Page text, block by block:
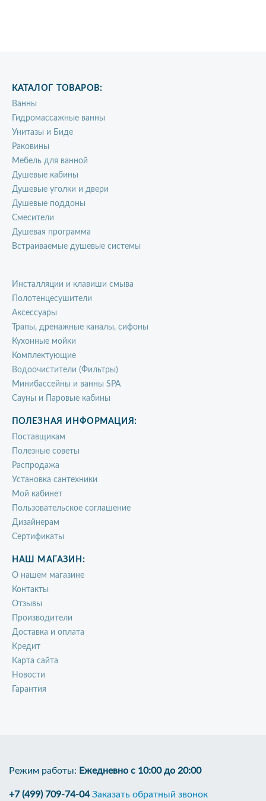
КАТАЛОГ ТОВАРОВ:
Ванны
Гидромассажные ванны
Унитазы и Биде
Раковины
Мебель для ванной
Душевые кабины
Душевые уголки и двери
Душевые поддоны
Смесители
Душевая программа
Встраиваемые душевые системы
Инсталляции и клавиши смыва
Полотенцесушители
Аксессуары
Трапы, дренажные каналы, сифоны
Кухонные мойки
Комплектующие
Водоочистители (Фильтры)
Минибассейны и ванны SPA
Сауны и Паровые кабины
ПОЛЕЗНАЯ ИНФОРМАЦИЯ:
Поставщикам
Полезные советы
Распродажа
Установка сантехники
Мой кабинет
Пользовательское соглашение
Дизайнерам
Сертификаты
НАШ МАГАЗИН:
О нашем магазине
Контакты
Отзывы
Производители
Доставка и оплата
Кредит
Карта сайта
Новости
Гарантия
Режим работы: Ежедневно с 10:00 до 20:00
+7 (499) 709-74-04 Заказать обратный звонок